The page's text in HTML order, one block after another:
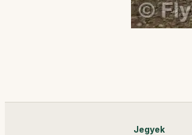
Jegyek